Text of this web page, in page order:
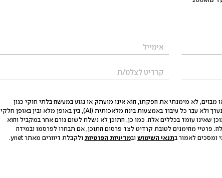
לא מימנתי את הפקתו, הוא אינו מועתק או נגוע במעשה בלתי חוקי כגון
הסגת גבול ופגיעה בפרטיות. התוכן לא הופק, לא נערך ולא עבר כל עיבוד באמצעות בינה מלאכותית (AI), בין באופן מלא ובין באופן חלקי.
שאינו עומד בכללים אלה. כמו כן, התוכן לא נשלח לשום גורם אחר במקביל והוא
פרטיי מהימנים לטובת קרדיט לצד פרסום התוכן, אם תבחרו לפרסמו ובמידה
ומסכים לאמור בתנאי השימוש ובמדיניות הפרטיות ולקבלת דיוורים מאתר ynet.